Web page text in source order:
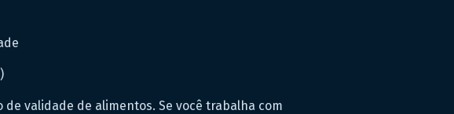
de validade de alimentos. Se você trabalha com